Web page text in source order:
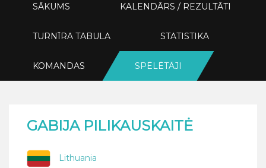
SĀKUMS KALENDĀRS / REZULTĀTI
TURNĪRA TABULA STATISTIKA
KOMANDAS SPĒLĒTĀJI
GABIJA PILIKAUSKAITĖ
Lithuania